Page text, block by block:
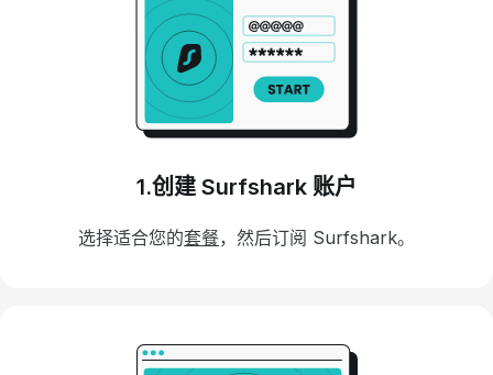
1.创建 Surfshark 账户
选择适合您的套餐，然后订阅 Surfshark。